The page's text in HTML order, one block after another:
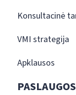
Konsultacinė
VMI strategija
Apklausos
PASLAUGOS